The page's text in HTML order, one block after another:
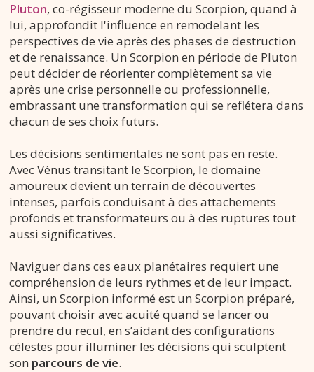
Pluton, co-régisseur moderne du Scorpion, quand à
lui, approfondit l'influence en remodelant les
perspectives de vie après des phases de destruction
et de renaissance. Un Scorpion en période de Pluton
peut décider de réorienter complètement sa vie
après une crise personnelle ou professionnelle,
embrassant une transformation qui se reflétera dans
chacun de ses choix futurs.
Les décisions sentimentales ne sont pas en reste.
Avec Vénus transitant le Scorpion, le domaine
amoureux devient un terrain de découvertes
intenses, parfois conduisant à des attachements
profonds et transformateurs ou à des ruptures tout
aussi significatives.
Naviguer dans ces eaux planétaires requiert une
compréhension de leurs rythmes et de leur impact.
Ainsi, un Scorpion informé est un Scorpion préparé,
pouvant choisir avec acuité quand se lancer ou
prendre du recul, en s’aidant des configurations
célestes pour illuminer les décisions qui sculptent
son parcours de vie.